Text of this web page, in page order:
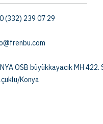
(332) 239 07 29
OSB büyükkayacık MH
Konya